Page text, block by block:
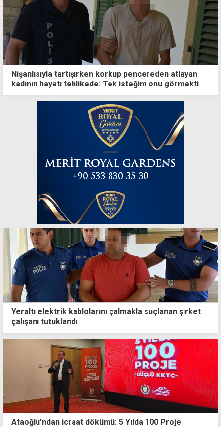
Nişanlısıyla tartışırken korkup pencereden atlayan
kadının hayatı tehlikede: Tek isteğim onu görmekti
Yeraltı elektrik kablolarını çalmakla suçlanan şirket
çalışanı tutuklandı
Ataoğlu'ndan icraat dökümü: 5 Yılda 100 Proje